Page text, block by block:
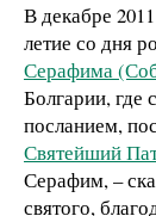
В декабре
летие со дня
Серафима
Болгарии, где
посланием,
Святейший
Серафим, –
святого,